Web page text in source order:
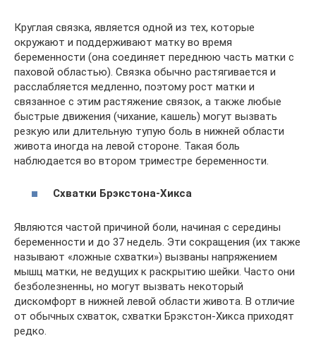
Круглая связка, является одной из тех, которые
окружают и поддерживают матку во время
беременности (она соединяет переднюю часть матки с
паховой областью). Связка обычно растягивается и
расслабляется медленно, поэтому рост матки и
связанное с этим растяжение связок, а также любые
быстрые движения (чихание, кашель) могут вызвать
резкую или длительную тупую боль в нижней области
живота иногда на левой стороне. Такая боль
наблюдается во втором триместре беременности.
Схватки Брэкстона-Хикса
Являются частой причиной боли, начиная с середины
беременности и до 37 недель. Эти сокращения (их также
называют «ложные схватки») вызваны напряжением
мышц матки, не ведущих к раскрытию шейки. Часто они
безболезненны, но могут вызвать некоторый
дискомфорт в нижней левой области живота. В отличие
от обычных схваток, схватки Брэкстон-Хикса приходят
редко.